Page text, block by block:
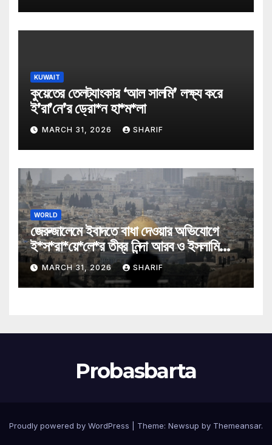
KUWAIT
কুয়েতের তেলট্যাংকার ‘আল সালমি’ লক্ষ্য করে
ই’রা’নে’র ড্রো*ন হা*ম*লা
MARCH 31, 2026 SHARIF
WORLD
জেরুজালেমে ইবাদতে বাধা দেওয়ার অভিযোগে
ই*স*রা*য়ে*লে*র তীব্র নিন্দা আরব ও ইসলামি
মন্ত্রীদের
MARCH 31, 2026 SHARIF
Probasbarta
Proudly powered by WordPress Theme: Newsup by Themeansar.